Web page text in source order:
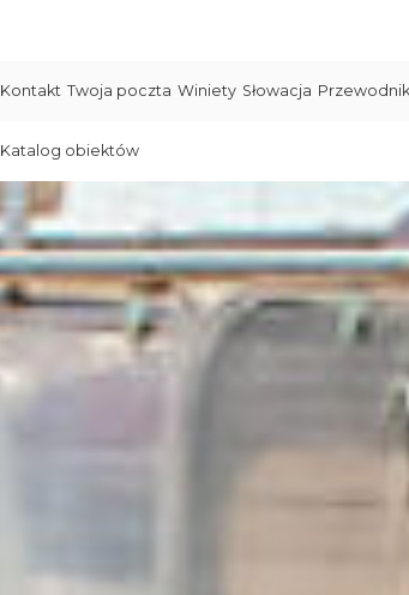
Kontakt Twoja poczta Winiety Słowacja Przewodnik
Katalog obiektów